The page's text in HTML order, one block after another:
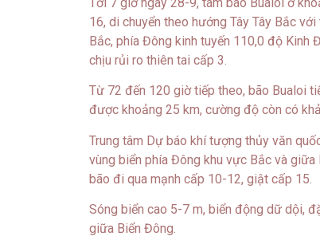
16, di chuyển theo hướng Tây Tây Bắc
Bắc, phía Đông kinh tuyến 110,0 độ Kinh
chịu rủi ro thiên tai cấp 3.
Từ 72 đến 120 giờ tiếp theo, bão Bualoi
được khoảng 25 km, cường độ còn có
Trung tâm Dự báo khí tượng thủy văn
vùng biển phía Đông khu vực Bắc và
bão đi qua mạnh cấp 10-12, giật cấp 15.
Sóng biển cao 5-7 m, biển động dữ dội,
giữa Biển Đông.